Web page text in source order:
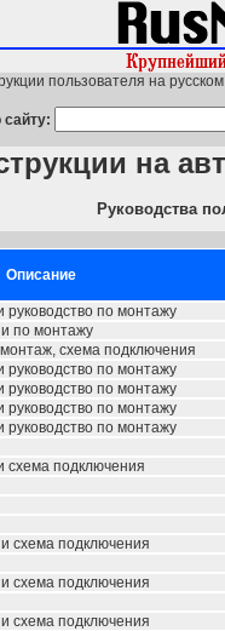
пользователя на
сайту:
на
Руководства
Описание
руководство по монтажу
и по монтажу
схема подключения
руководство по монтажу
руководство по монтажу
руководство по монтажу
руководство по монтажу
схема подключения
схема подключения
схема подключения
схема подключения